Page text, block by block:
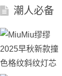
潮人必备